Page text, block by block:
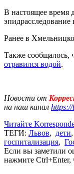
В настоящее время
Ранее в
Также сообщалось,
отравился водой.
Новости от
на наш канал https://
Читайте
ТЕГИ: Львов, дети,
госпитализация,
Если вы заметили
нажмите Ctrl+Enter,